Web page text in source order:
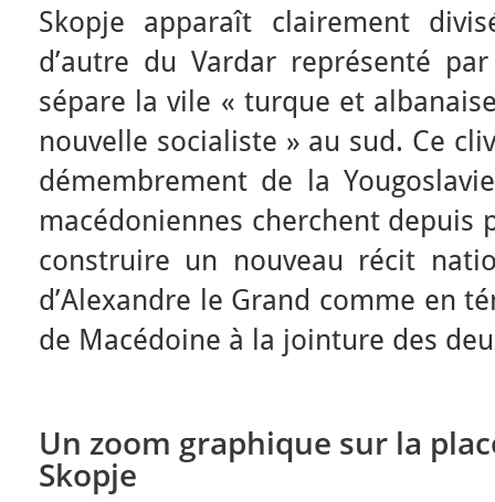
Skopje apparaît clairement
d’autre du Vardar représenté
sépare la vile « turque et
nouvelle socialiste » au sud. Ce
démembrement de la
macédoniennes cherchent depuis
construire un nouveau récit
d’Alexandre le Grand comme en
de Macédoine à la jointure des
Un zoom graphique sur la
Skopje